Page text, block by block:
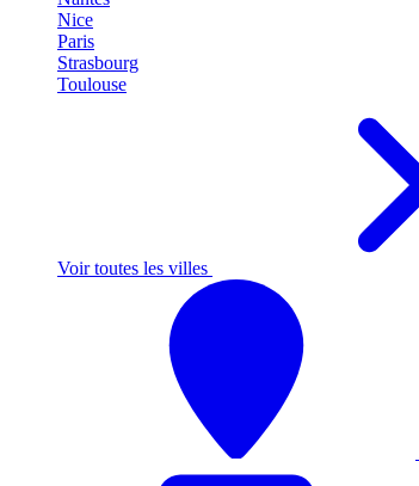
Nice
Paris
Strasbourg
Toulouse
Voir toutes les villes